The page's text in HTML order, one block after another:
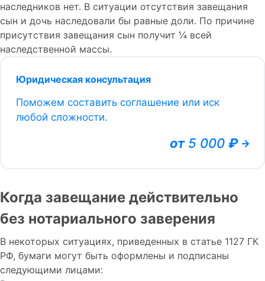
наследников нет. В ситуации отсутствия завещания
сын и дочь наследовали бы равные доли. По причине
присутствия завещания сын получит ¼ всей
наследственной массы.
Юридическая консультация
Поможем составить соглашение или иск
любой сложности.
от5 000 ₽
Когда завещание действительно
без нотариального заверения
В некоторых ситуациях, приведенных в статье 1127 ГК
РФ, бумаги могут быть оформлены и подписаны
следующими лицами: